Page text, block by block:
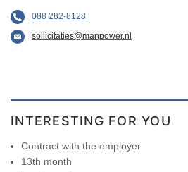
088 282-8128
sollicitaties@manpower.nl
INTERESTING FOR YOU
Contract with the employer
13th month